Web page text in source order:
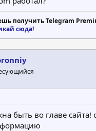
получить Telegram
сюда!
быть во главе сайта!